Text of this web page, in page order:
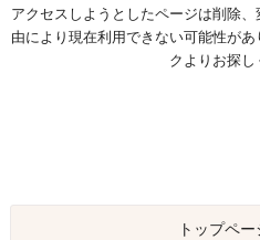
アクセスしようとしたページは削除
由により現在利用できない可能性が
クよりお探し
トップペ